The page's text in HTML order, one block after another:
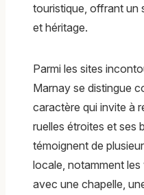
touristique, offrant un
et héritage.
Parmi les sites
Marnay se distingue
caractère qui invite à
ruelles étroites et ses
témoignent de
locale, notamment les
avec une chapelle,